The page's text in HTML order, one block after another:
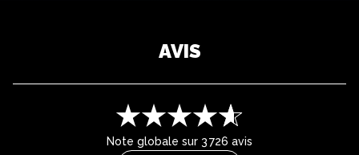
AVIS
Note globale sur 3 726 avis